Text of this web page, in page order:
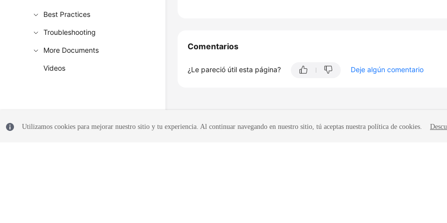
Best Practices
Troubleshooting
More Documents
Videos
Comentarios
¿Le pareció útil esta página? Deje algún comentario
Utilizamos cookies para mejorar nuestro sitio y tu experiencia. Al continuar navegando en nuestro sitio, tú aceptas nuestra política de cookies.